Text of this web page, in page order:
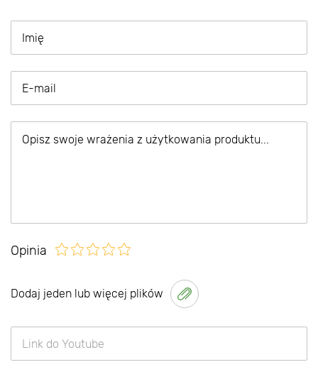
Opinia
Dodaj jeden lub więcej plików